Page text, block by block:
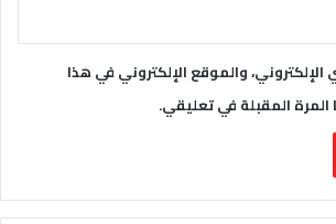
والموقع الإلكتروني في هذا
المقبلة في تعليقي.